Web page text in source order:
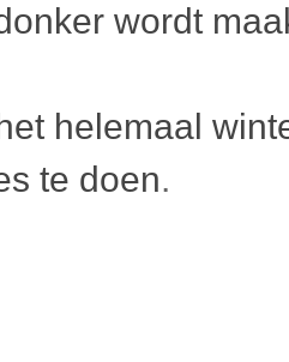
wordt
helemaal
te doen.